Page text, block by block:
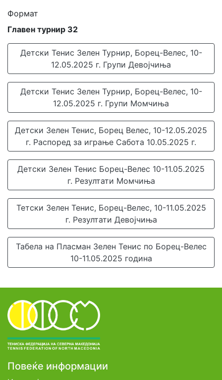
Формат
Главен турнир 32
Детски Тенис Зелен Турнир, Борец-Велес, 10-
12.05.2025 г. Групи Девојчиња
Детски Тенис Зелен Турнир, Борец-Велес, 10-
12.05.2025 г. Групи Момчиња
Детски Зелен Тенис, Борец Велес, 10-12.05.2025
г. Распоред за играње Сабота 10.05.2025 г.
Детски Зелен Тенис Борец-Велес 10-11.05.2025
г. Резултати Момчиња
Тетски Зелен Тенис, Борец-Велес, 10-11.05.2025
г. Резултати Девојчиња
Табела на Пласман Зелен Тенис по Борец-Велес
10-11.05.2025 година
Повеќе информации